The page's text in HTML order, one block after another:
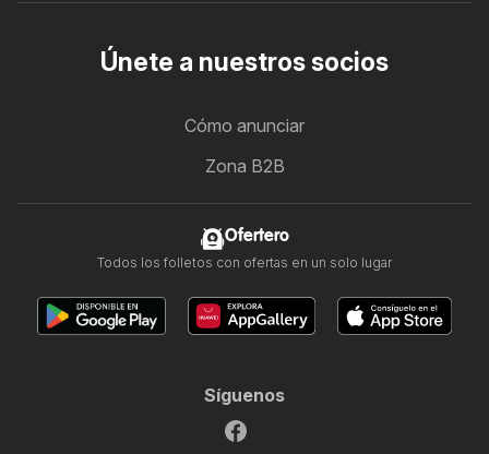
Únete a nuestros socios
Cómo anunciar
Zona B2B
Ofertero
Todos los folletos con ofertas en un solo lugar
Síguenos